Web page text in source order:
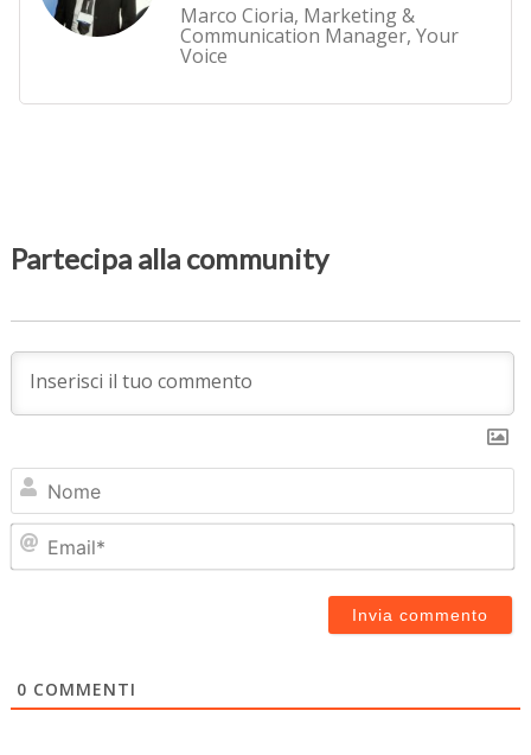
Marco Cioria, Marketing &
Communication Manager, Your
Voice
Partecipa alla community
0 COMMENTI